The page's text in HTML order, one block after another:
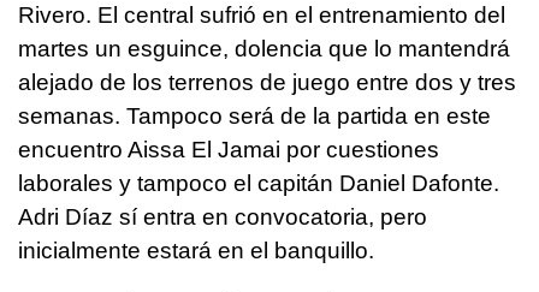
Rivero. El central sufrió en el entrenamiento del
martes un esguince, dolencia que lo mantendrá
alejado de los terrenos de juego entre dos y tres
semanas. Tampoco será de la partida en este
encuentro Aissa El Jamai por cuestiones
laborales y tampoco el capitán Daniel Dafonte.
Adri Díaz sí entra en convocatoria, pero
inicialmente estará en el banquillo.